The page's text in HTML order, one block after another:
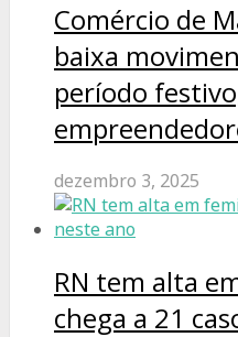
Comércio de
baixa
período
dezembro 3, 2025
RN tem alta
chega a 21